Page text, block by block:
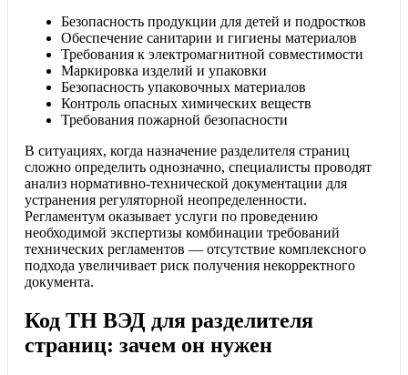
Безопасность продукции для детей и подростков
Обеспечение санитарии и гигиены материалов
Требования к электромагнитной совместимости
Маркировка изделий и упаковки
Безопасность упаковочных материалов
Контроль опасных химических веществ
Требования пожарной безопасности
В ситуациях, когда назначение разделителя страниц
сложно определить однозначно, специалисты проводят
анализ нормативно-технической документации для
устранения регуляторной неопределенности.
Регламентум оказывает услуги по проведению
необходимой экспертизы комбинации требований
технических регламентов — отсутствие комплексного
подхода увеличивает риск получения некорректного
документа.
Код ТН ВЭД для разделителя
страниц: зачем он нужен